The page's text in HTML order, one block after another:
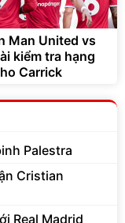
Man United vs
kiểm tra hạng
Carrick
Palestra
Cristian
Real Madrid